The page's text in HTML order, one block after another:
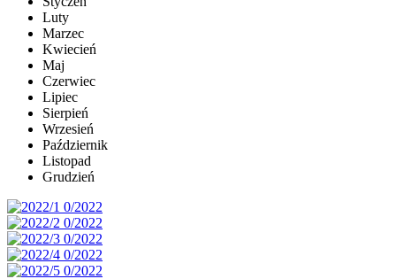
Luty
Marzec
Kwiecień
Maj
Czerwiec
Lipiec
Sierpień
Wrzesień
Październik
Listopad
Grudzień